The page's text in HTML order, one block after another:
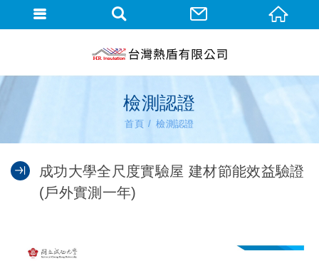
檢測認證
首頁 檢測認證
成功大學全尺度實驗屋 建材節能效益驗證
(戶外實測一年)